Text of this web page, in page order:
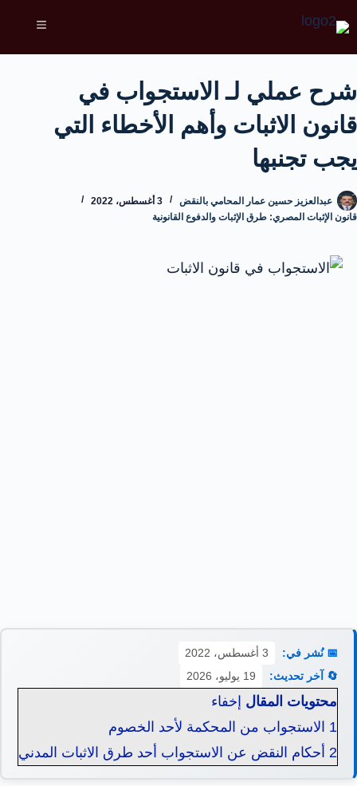
شرح عملي لـ الاستجواب في
قانون الاثبات وأهم الأخطاء التي
يجب تجنبها
عبدالعزيز حسين عمار المحامي بالنقض
3 أغسطس، 2022
قانون الإثبات المصري: طرق الإثبات والدفوع القانونية
📅 نُشر في:
3 أغسطس، 2022
🔄 آخر تحديث:
19 يوليو، 2026
محتويات المقال إخفاء
1 الاستجواب من المحكمة لأحد الخصوم
2 أحكام النقض عن الاستجواب أحد طرق الاثبات المدني